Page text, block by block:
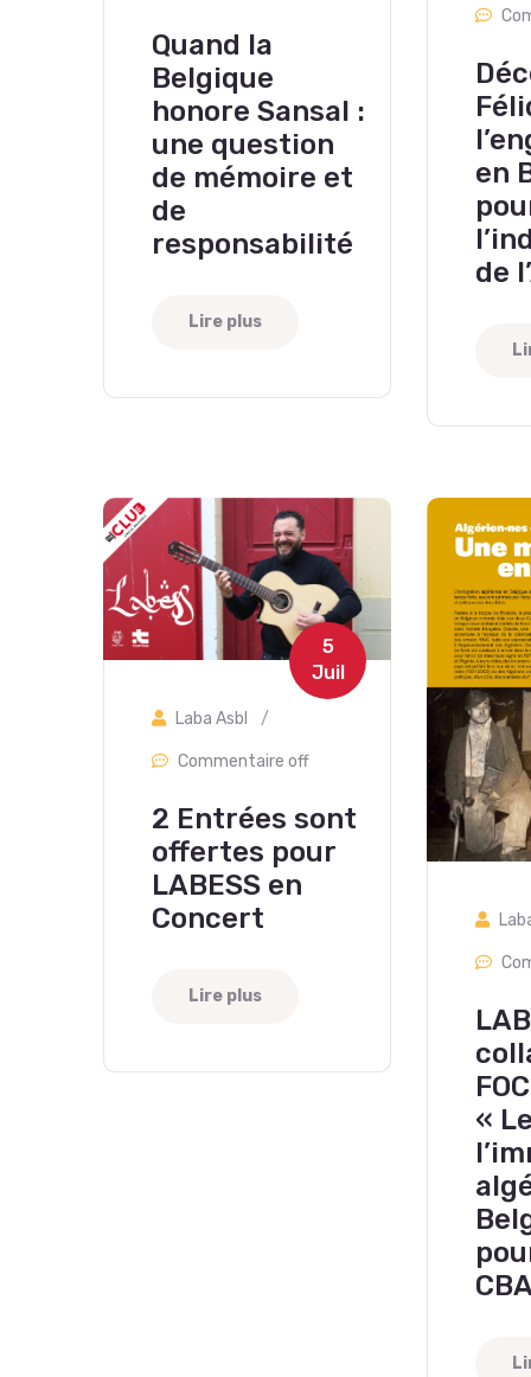
Quand la
Belgique
honore Sansal :
une question
de mémoire et
de
responsabilité
Lire plus
en
de
5
Juil
Laba Asbl /
Commentaire off
2 Entrées sont
offertes pour
LABESS en
Concert
Lire plus
«